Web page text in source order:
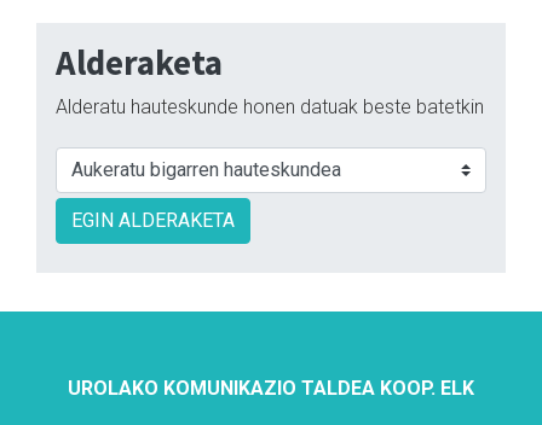
Alderaketa
Alderatu hauteskunde honen datuak beste batetkin
EGIN ALDERAKETA
UROLAKO KOMUNIKAZIO TALDEA KOOP. ELK